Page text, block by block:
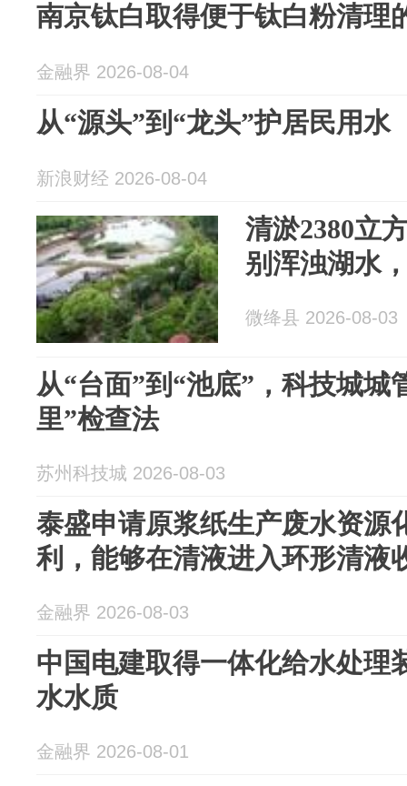
南京钛白取得便于钛白粉清理
金融界 2026-08-04
从“源头”到“龙头”护居民用水
新浪财经 2026-08-04
清淤2380立
别浑浊湖水
微绛县 2026-08-03
从“台面”到“池底”，科技城城
里”检查法
苏州科技城 2026-08-03
泰盛申请原浆纸生产废水资源
利，能够在清液进入环形清液
金融界 2026-08-03
中国电建取得一体化给水处理
水水质
金融界 2026-08-01